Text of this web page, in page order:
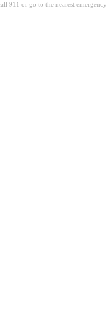
911 or go to the nearest emergency